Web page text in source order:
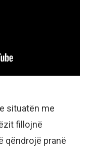
situatën me
fillojnë
qëndrojë pranë